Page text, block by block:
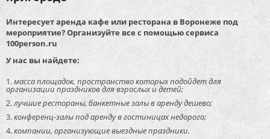
Интересует аренда кафе или ресторана в Воронеже под
мероприятие? Организуйте все с помощью сервиса
100person.ru
У нас вы найдете:
масса площадок, пространство которых подойдет для
организации праздников для взрослых и детей;
лучшие рестораны, банкетные залы в аренду дешево;
конференц-залы под аренду в гостиницах недорого;
компании, организующие выездные праздники.